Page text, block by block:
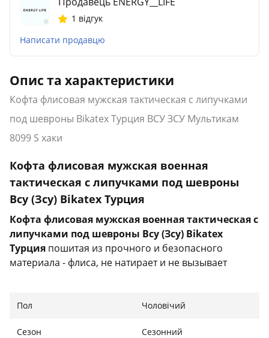
1 відгук
Написати продавцю
Опис та характеристики
Кофта флисовая мужская тактическая с липучками
под шевроны Bikatex Турция ВСУ ЗСУ Мультикам
8099 S хаки
Кофта флисовая мужская военная
тактическая с липучками под шевроны
Всу (Зсу) Bikatex Турция
Кофта флисовая мужская военная тактическая с
липучками под шевроны Всу (Зсу) Bikatex
Турция пошитая из прочного и безопасного
материала - флиса, не натирает и не вызывает
Тип: кофта тактическая
Пол Чоловічий
Сезон Сезонний